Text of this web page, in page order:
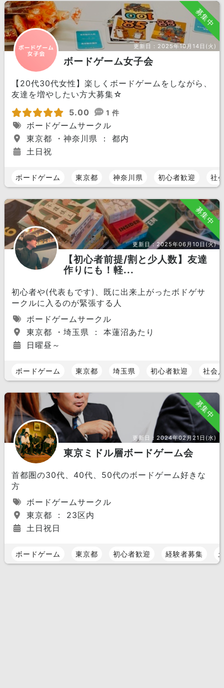
募集中
更新日： 2025年10月14日(火)
ボードゲーム女子会
【20代30代女性】楽しくボードゲームをしながら、
友達を増やしたい方大募集☆
5.00
1 件
ボードゲームサークル
東京都 ・神奈川県 ： 都内
土日祝
ボードゲーム 東京都 神奈川県 初心者歓迎 社
募集中
更新日： 2025年06月10日(火)
【初心者前提/割と少人数】友達
作りにも！軽...
初心者や(代表もです)、既に出来上がったボドゲサ
ークルに入るのが緊張する人
ボードゲームサークル
東京都 ・埼玉県 ： 本蓮沼あたり
日曜昼～
ボードゲーム 東京都 埼玉県 初心者歓迎 社会
募集中
更新日：2024年02月21日(水)
東京ミドル層ボードゲーム会
首都圏の30代、40代、50代のボードゲーム好きな
方
ボードゲームサークル
東京都 ： 23区内
土日祝日
ボードゲーム 東京都 初心者歓迎 経験者募集